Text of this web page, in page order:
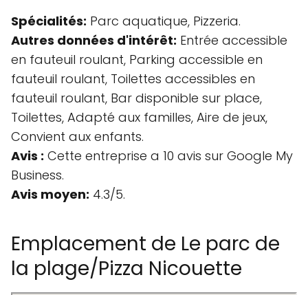
Spécialités: Parc aquatique, Pizzeria.
Autres données d'intérêt: Entrée accessible
en fauteuil roulant, Parking accessible en
fauteuil roulant, Toilettes accessibles en
fauteuil roulant, Bar disponible sur place,
Toilettes, Adapté aux familles, Aire de jeux,
Convient aux enfants.
Avis : Cette entreprise a 10 avis sur Google My
Business.
Avis moyen: 4.3/5.
Emplacement de Le parc de
la plage/Pizza Nicouette